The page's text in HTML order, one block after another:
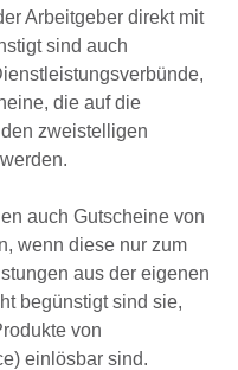
Arbeitgeber direkt mit
sind auch
die auf die
zweistelligen
auch Gutscheine von
wenn diese nur zum
aus der eigenen
begünstigt sind sie,
von
einlösbar sind.